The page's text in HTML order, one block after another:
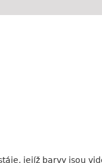
jejíž barvy jsou